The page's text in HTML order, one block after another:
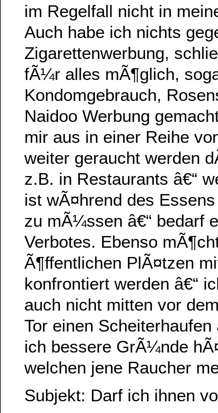
im Regelfall nicht in
Auch habe ich nichts
Zigarettenwerbung,
fÃ¼r alles mÃ¶glich,
Kondomgebrauch,
Naidoo Werbung
mir aus in einer Reihe
weiter geraucht werden
z.B. in Restaurants â€“
ist wÃ¤hrend des
zu mÃ¼ssen â€“ bedarf
Verbotes. Ebenso
Ã¶ffentlichen PlÃ¤tzen
konfrontiert werden â€“
auch nicht mitten vor
Tor einen
ich bessere GrÃ¼nde
welchen jene Raucher
Subjekt: Darf ich ihnen